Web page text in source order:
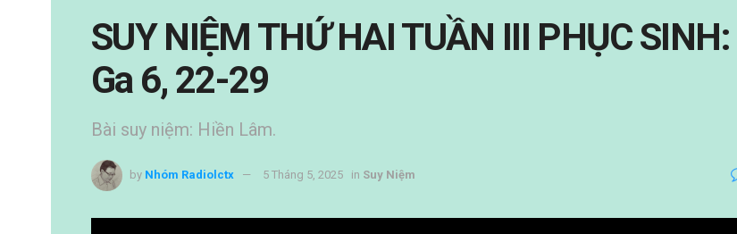
SUY NIỆM THỨ HAI TUẦN III PHỤC SINH:
Ga 6, 22-29
Bài suy niệm: Hiền Lâm.
by Nhóm Radiolctx 5 Tháng 5, 2025 in Suy Niệm